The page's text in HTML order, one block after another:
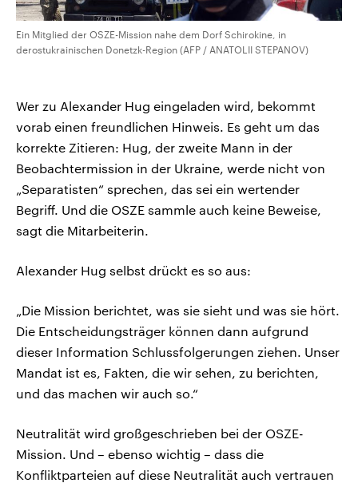
Ein Mitglied der OSZE-Mission nahe dem Dorf Schirokine, in
derostukrainischen Donetzk-Region (AFP / ANATOLII STEPANOV)
Wer zu Alexander Hug eingeladen wird, bekommt
vorab einen freundlichen Hinweis. Es geht um das
korrekte Zitieren: Hug, der zweite Mann in der
Beobachtermission in der Ukraine, werde nicht von
„Separatisten“ sprechen, das sei ein wertender
Begriff. Und die OSZE sammle auch keine Beweise,
sagt die Mitarbeiterin.
Alexander Hug selbst drückt es so aus:
„Die Mission berichtet, was sie sieht und was sie hört.
Die Entscheidungsträger können dann aufgrund
dieser Information Schlussfolgerungen ziehen. Unser
Mandat ist es, Fakten, die wir sehen, zu berichten,
und das machen wir auch so.“
Neutralität wird großgeschrieben bei der OSZE-
Mission. Und – ebenso wichtig – dass die
Konfliktparteien auf diese Neutralität auch vertrauen